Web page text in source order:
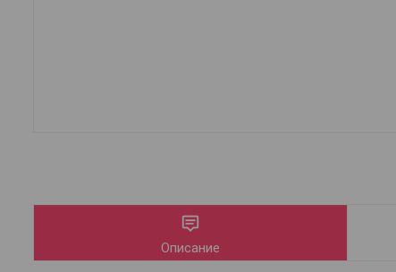
Описание